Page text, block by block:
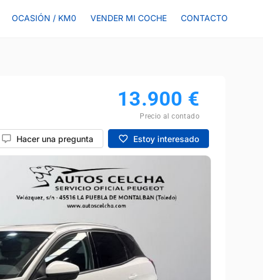
OCASIÓN / KM0 VENDER MI COCHE CONTACTO
13.900 €
Precio al contado
Hacer una pregunta Estoy interesado